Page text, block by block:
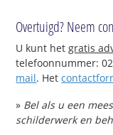
Overtuigd? Neem
U kunt hetgratis
telefoonnummer:
mail. Het
» Bel als u een
schilderwerk en